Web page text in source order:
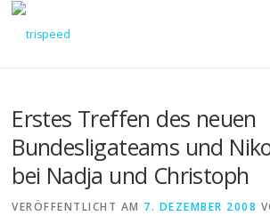
Direkt
Erstes Treffen des neuen
Bundesligateams und
bei Nadja und Christoph
VERÖFFENTLICHT AM 7. DEZEMBER 2008